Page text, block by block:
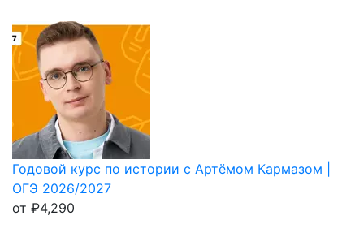
Годовой курс по истории с Артёмом Кармазом |
ОГЭ 2026/2027
от ₽4,290